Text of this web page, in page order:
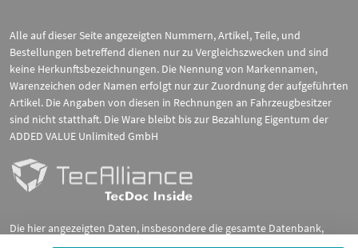
Alle auf dieser Seite angezeigten Nummern, Artikel, Teile, und
Bestellungen betreffend dienen nur zu Vergleichszwecken und sind
keine Herkunftsbezeichnungen. Die Nennung von Markennamen,
Warenzeichen oder Namen erfolgt nur zur Zuordnung der aufgeführten
Artikel. Die Angaben von diesen in Rechnungen an Fahrzeugbesitzer
sind nicht statthaft. Die Ware bleibt bis zur Bezahlung Eigentum der
ADDED VALUE Unlimited GmbH
Die hier angezeigten Daten, insbesondere die gesamte Datenbank,
dürfen nicht kopiert werden. Es ist zu unterlassen, die Daten oder die